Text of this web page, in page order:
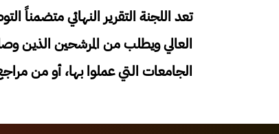
تعد اللجنة التقرير النهائي متضمناً
العالي ويطلب من المرشحين الذين
الجامعات التي عملوا بها، أو من